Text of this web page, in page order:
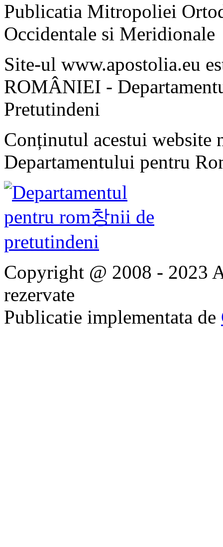
Publicatia Mitropoliei
Occidentale si Meridionale
Site-ul www.apostolia.eu
ROMÂNIEI -
Pretutindeni
Conținutul acestui website
Departamentului pentru
Copyright @ 2008 - 2023
rezervate
Publicatie implementata de